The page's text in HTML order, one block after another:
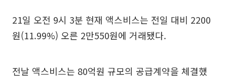
21일 오전 9시 3분 현재 액스비스는 전일 대비 2200
원(11.99%) 오른 2만550원에 거래됐다.
전날 액스비스는 80억원 규모의 공급계약을 체결했